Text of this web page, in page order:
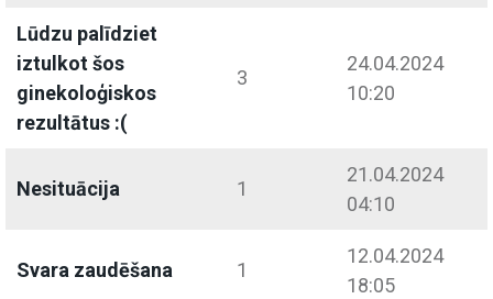
Lūdzu palīdziet
iztulkot šos
ginekoloģiskos
rezultātus :(
3
24.04.2024
10:20
Nesituācija 1
21.04.2024
04:10
Svara zaudēšana 1
12.04.2024
18:05